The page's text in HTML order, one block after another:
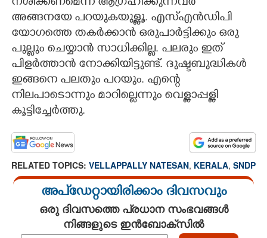
അങ്ങനയേ പറയുകയുള്ളൂ. എസ്എൻഡിപി
യോഗത്തെ തകർക്കാൻ ഒരുപാർട്ടിക്കും ഒരു
പുല്ലും ചെയ്യാൻ സാധിക്കില്ല. പലരും ഇത്
പിളർത്താൻ നോക്കിയിട്ടുണ്ട്. ദുഷ്ടബുദ്ധികൾ
ഇങ്ങനെ പലതും പറയും. എന്റെ
നിലപാടൊന്നും മാറില്ലെന്നും വെള്ളാപ്പള്ളി
കൂട്ടിച്ചേർത്തു.
RELATED TOPICS: VELLAPPALLY NATESAN, KERALA, SNDP
അപ്ഡേറ്റായിരിക്കാം ദിവസവും
ഒരു ദിവസത്തെ പ്രധാന സംഭവങ്ങൾ
നിങ്ങളുടെ ഇൻബോക്സിൽ